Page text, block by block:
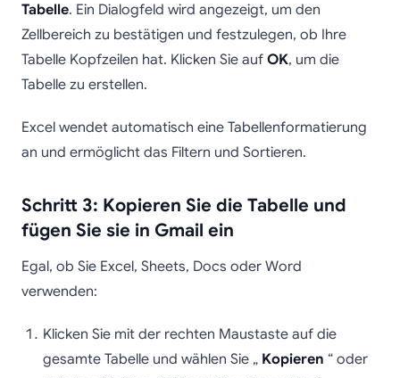
Tabelle. Ein Dialogfeld wird angezeigt, um den
Zellbereich zu bestätigen und festzulegen, ob Ihre
Tabelle Kopfzeilen hat. Klicken Sie auf OK, um die
Tabelle zu erstellen.
Excel wendet automatisch eine Tabellenformatierung
an und ermöglicht das Filtern und Sortieren.
Schritt 3: Kopieren Sie die Tabelle und
fügen Sie sie in Gmail ein
Egal, ob Sie Excel, Sheets, Docs oder Word
verwenden:
Klicken Sie mit der rechten Maustaste auf die
gesamte Tabelle und wählen Sie „ Kopieren “ oder